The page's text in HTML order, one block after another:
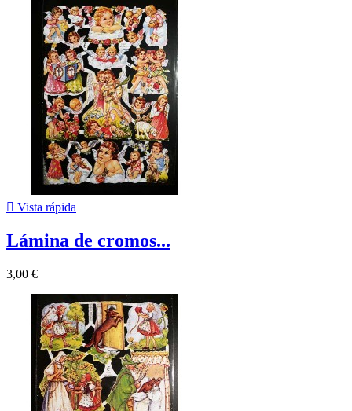
 Vista rápida
Lámina de cromos...
3,00 €